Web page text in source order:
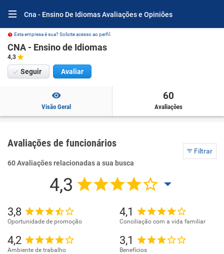
Cna - Ensino De Idiomas Avaliações e Opiniões
Esta empresa é sua? Solicite acesso ao perfil.
CNA - Ensino de Idiomas
4,3
Seguir Avaliar
Visão Geral
60
Avaliações
Avaliações de funcionários
Filtrar
60 Avaliações relacionadas a sua busca
4,3
3,8
Oportunidade de promoção
4,1
Conciliação com a vida familiar
4,2
Ambiente de trabalho
3,1
Benefícios